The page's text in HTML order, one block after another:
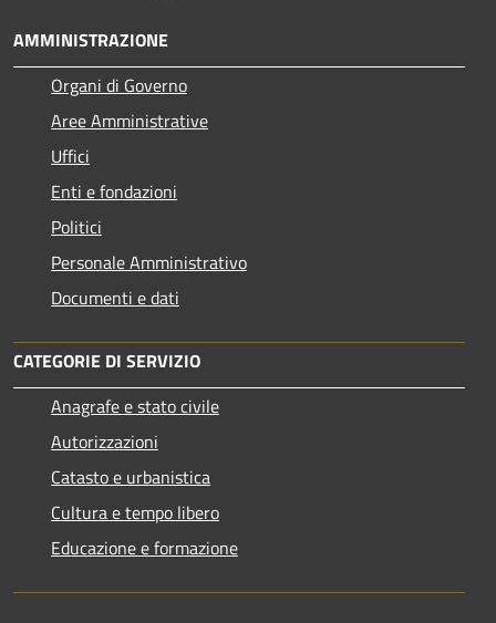
AMMINISTRAZIONE
Organi di Governo
Aree Amministrative
Uffici
Enti e fondazioni
Politici
Personale Amministrativo
Documenti e dati
CATEGORIE DI SERVIZIO
Anagrafe e stato civile
Autorizzazioni
Catasto e urbanistica
Cultura e tempo libero
Educazione e formazione